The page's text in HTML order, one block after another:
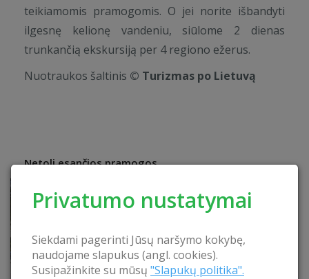
Privatumo nustatymai
Siekdami pagerinti Jūsų naršymo kokybę,
naudojame slapukus (angl. cookies).
Susipažinkite su mūsų "Slapukų politika".
teikiamomis pramogomis. O jei norite išbandyti
ilgesnę kelionę vandeniu, siūlome 2 dienas
trunkančią ekskursiją per 4 regiono ežerus.
Nuotraukos šaltinis © Turizmas po Lietuvą
Netoli esančios pramogos